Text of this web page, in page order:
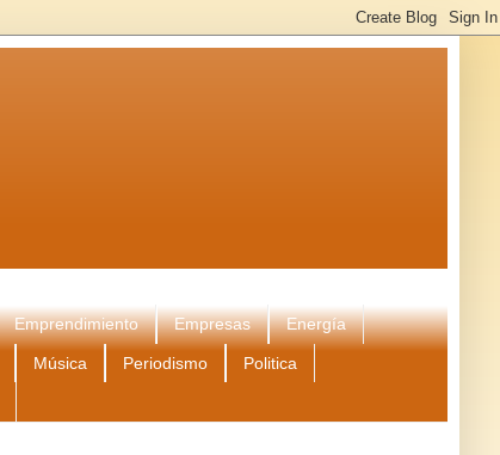
Emprendimiento Empresas Energía
Música Periodismo Politica